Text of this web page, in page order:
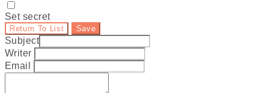
Set secret
Return To List Save
Subject
Writer
Email